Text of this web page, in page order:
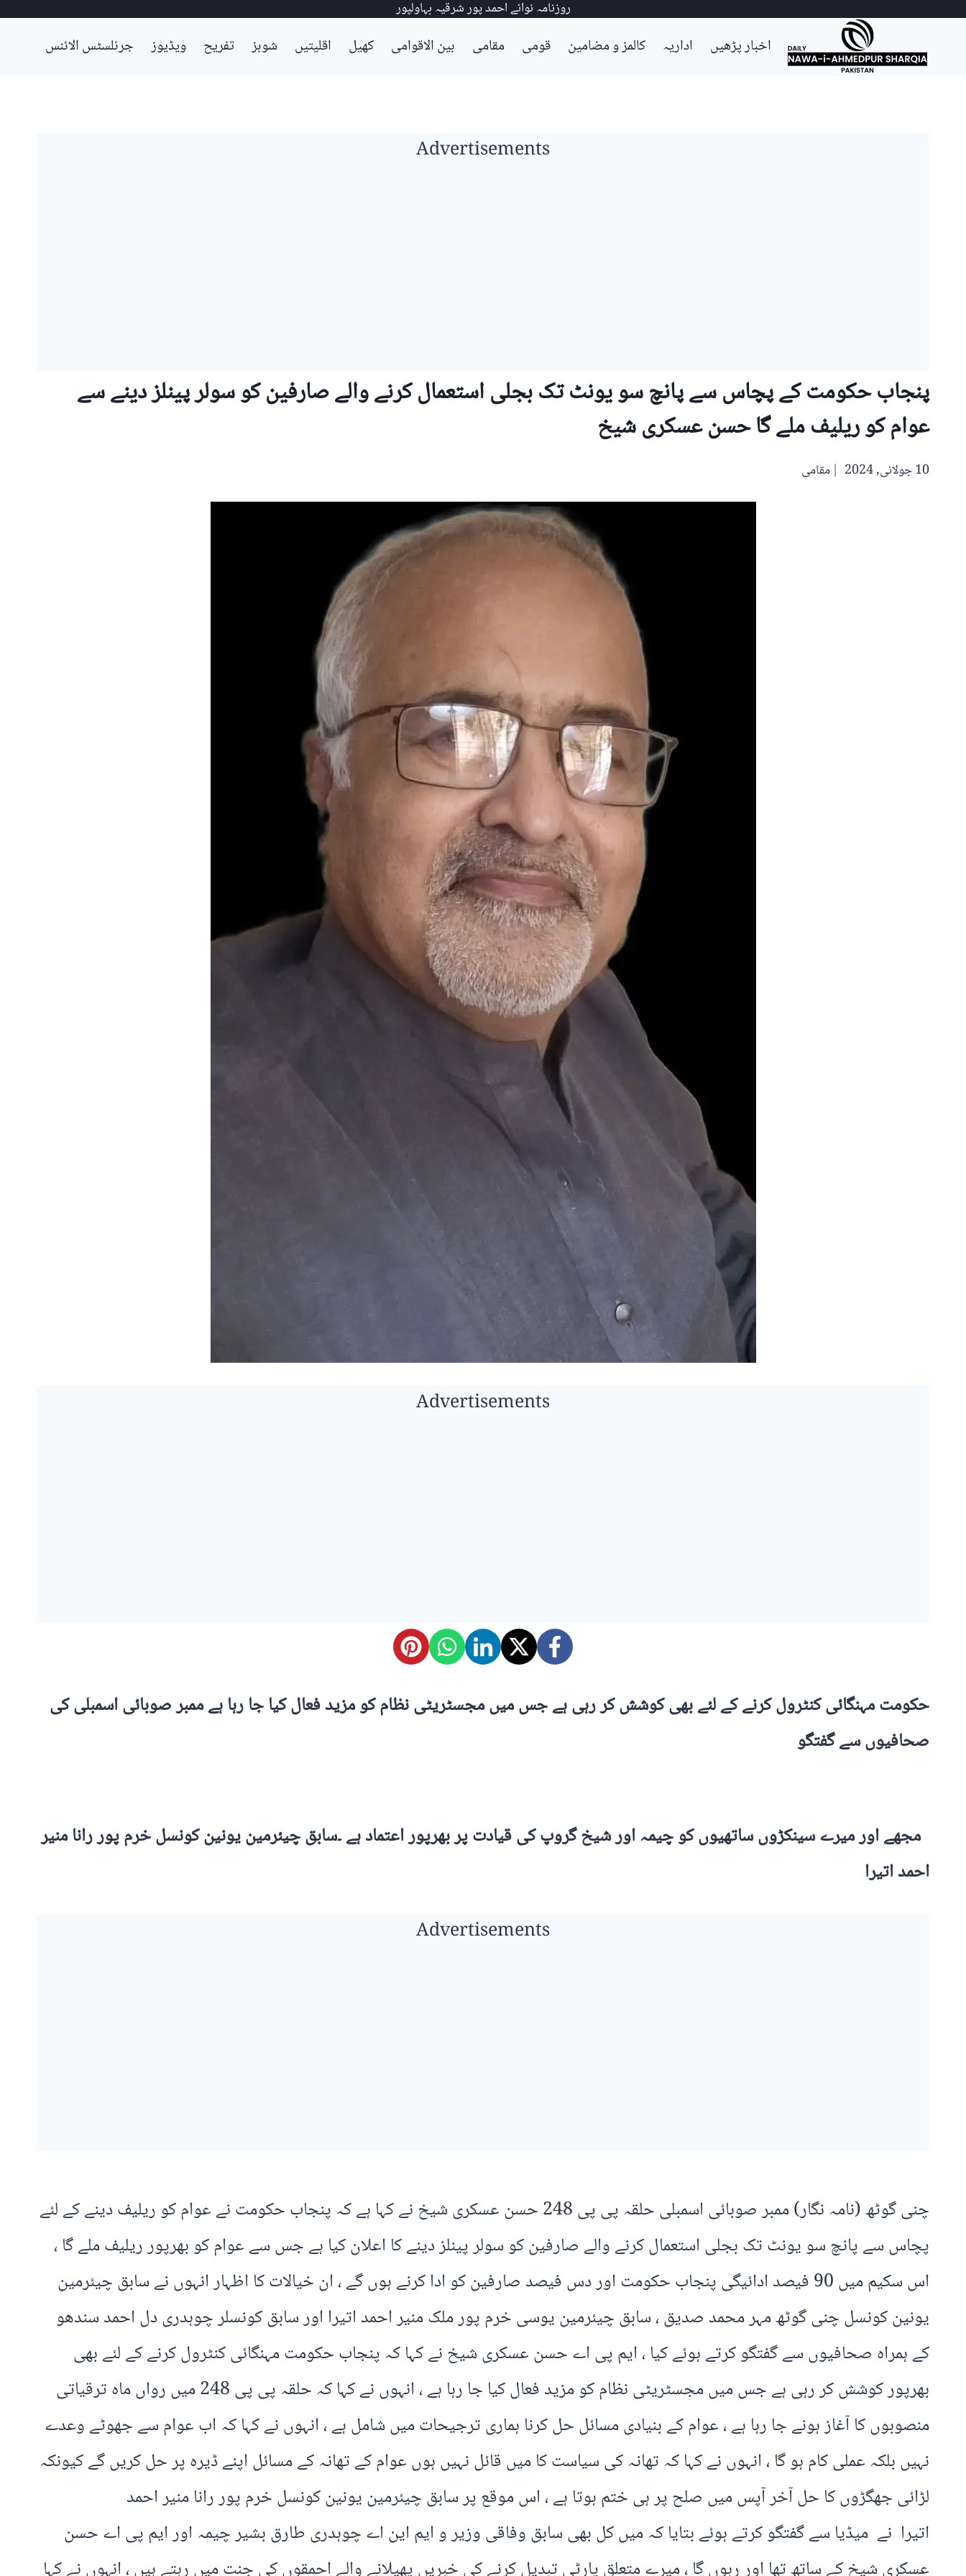
Skip
روزنامہ نوائے احمد پور شرقیہ بہاولپور
اخبار پڑھیں اداریہ کالمز و مضامین قومی مقامی بین الاقوامی کھیل اقلیتیں شوبز تفریح ویڈیوز جرنلسٹس الائنس
Advertisements
پنجاب حکومت کے پچاس سے پانچ سو یونٹ تک بجلی استعمال کرنے والے صارفین کو سولر پینلز دینے سے
عوام کو ریلیف ملے گا حسن عسکری شیخ
10 جولائی, 2024 مقامی
Advertisements
حکومت مہنگائی کنٹرول کرنے کے لئے بھی کوشش کر رہی ہے جس میں مجسٹریٹی نظام کو مزید فعال کیا جا رہا ہے ممبر صوبائی اسمبلی کی
صحافیوں سے گفتگو
مجھے اور میرے سینکڑوں ساتھیوں کو چیمہ اور شیخ گروپ کی قیادت پر بھرپور اعتماد ہے ۔سابق چیئرمین یونین کونسل خرم پور رانا منیر
احمد اتیرا
Advertisements
چنی گوٹھ (نامہ نگار) ممبر صوبائی اسمبلی حلقہ پی پی 248 حسن عسکری شیخ نے کہا ہے کہ پنجاب حکومت نے عوام کو ریلیف دینے کے لئے
پچاس سے پانچ سو یونٹ تک بجلی استعمال کرنے والے صارفین کو سولر پینلز دینے کا اعلان کیا ہے جس سے عوام کو بھرپور ریلیف ملے گا ،
اس سکیم میں 90 فیصد ادائیگی پنجاب حکومت اور دس فیصد صارفین کو ادا کرنے ہوں گے ، ان خیالات کا اظہار انہوں نے سابق چیئرمین
یونین کونسل چنی گوٹھ مہر محمد صدیق ، سابق چیئرمین یوسی خرم پور ملک منیر احمد اتیرا اور سابق کونسلر چوہدری دل احمد سندھو
کے ہمراہ صحافیوں سے گفتگو کرتے ہوئے کیا ، ایم پی اے حسن عسکری شیخ نے کہا کہ پنجاب حکومت مہنگائی کنٹرول کرنے کے لئے بھی
بھرپور کوشش کر رہی ہے جس میں مجسٹریٹی نظام کو مزید فعال کیا جا رہا ہے ، انہوں نے کہا کہ حلقہ پی پی 248 میں رواں ماہ ترقیاتی
منصوبوں کا آغاز ہونے جا رہا ہے ، عوام کے بنیادی مسائل حل کرنا ہماری ترجیحات میں شامل ہے ، انہوں نے کہا کہ اب عوام سے جھوٹے وعدے
نہیں بلکہ عملی کام ہو گا ، انہوں نے کہا کہ تھانہ کی سیاست کا میں قائل نہیں ہوں عوام کے تھانہ کے مسائل اپنے ڈیرہ پر حل کریں گے کیونکہ
لڑائی جھگڑوں کا حل آخر آپس میں صلح پر ہی ختم ہوتا ہے ، اس موقع پر سابق چیئرمین یونین کونسل خرم پور رانا منیر احمد
اتیرا نے میڈیا سے گفتگو کرتے ہوئے بتایا کہ میں کل بھی سابق وفاقی وزیر و ایم این اے چوہدری طارق بشیر چیمہ اور ایم پی اے حسن